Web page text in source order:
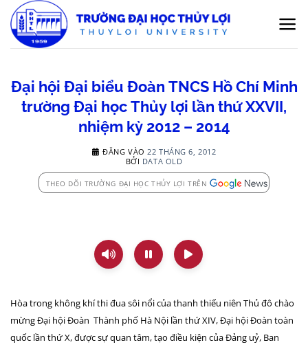
qua
nội
Đại hội Đại biểu Đoàn TNCS Hồ Chí Minh
trường Đại học Thủy lợi lần thứ XXVII,
nhiệm kỳ 2012 – 2014
ĐĂNG VÀO 22 THÁNG 6, 2012
BỞI DATA OLD
THEO DÕI TRƯỜNG ĐẠI HỌC THỦY LỢI TRÊN
Hòa trong không khí thi đua sôi nổi của thanh thiếu niên Thủ đô chào
mừng Đại hội Đoàn Thành phố Hà Nội lần thứ XIV, Đại hội Đoàn toàn
quốc lần thứ X, được sự quan tâm, tạo điều kiện của Đảng uỷ, Ban